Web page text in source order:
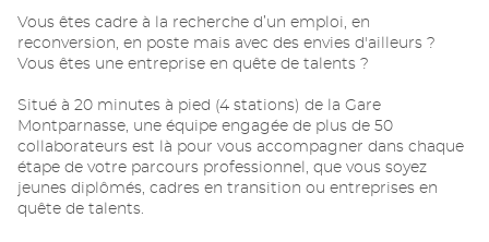
Vous êtes cadre à la recherche d’un emploi, en
reconversion, en poste mais avec des envies d'ailleurs ?
Vous êtes une entreprise en quête de talents ?
Situé à 20 minutes à pied (4 stations) de la Gare
Montparnasse, une équipe engagée de plus de 50
collaborateurs est là pour vous accompagner dans chaque
étape de votre parcours professionnel, que vous soyez
jeunes diplômés, cadres en transition ou entreprises en
quête de talents.